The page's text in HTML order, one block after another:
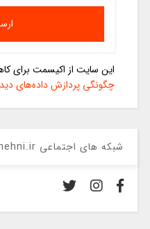
این سایت از اکیسمت برای
چگونگی پردازش داده‌های
شبکه های اجتماعی www.shehni.ir